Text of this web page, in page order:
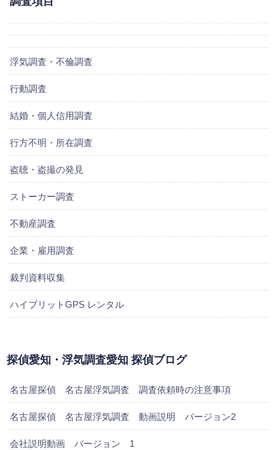
浮気調査・不倫調査
行動調査
結婚・個人信用調査
行方不明・所在調査
盗聴・盗撮の発見
ストーカー調査
不動産調査
企業・雇用調査
裁判資料収集
ハイブリットGPS レンタル
探偵愛知・浮気調査愛知 探偵ブログ
名古屋探偵 名古屋浮気調査 調査依頼時の注意事項
名古屋探偵 名古屋浮気調査 動画説明 バージョン2
会社説明動画 バージョン 1